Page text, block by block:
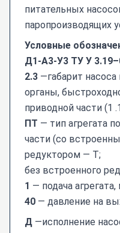
питательных
паропроизводящих
Условные
Д1-А3-У3 ТУ У
2.3 —габарит насоса
органы,
приводной части (1
ПТ — тип агрегата
части (со
редуктором — Т;
без встроенного
1 — подача
40 — давление на
Д —исполнение